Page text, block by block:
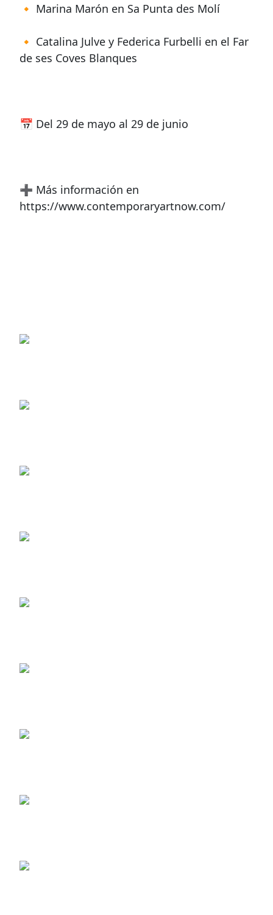
🔸 Marina Marón en Sa Punta des Molí
🔸 Catalina Julve y Federica Furbelli en el Far
de ses Coves Blanques
📅 Del 29 de mayo al 29 de junio
➕ Más información en
https://www.contemporaryartnow.com/